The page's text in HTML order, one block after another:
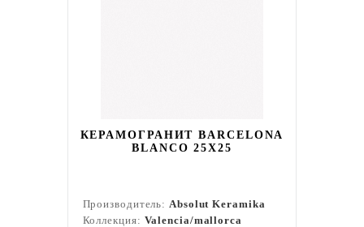
КЕРАМОГРАНИТ BARCELONA
BLANCO 25X25
Производитель:Absolut Keramika
Коллекция: Valencia/mallorca